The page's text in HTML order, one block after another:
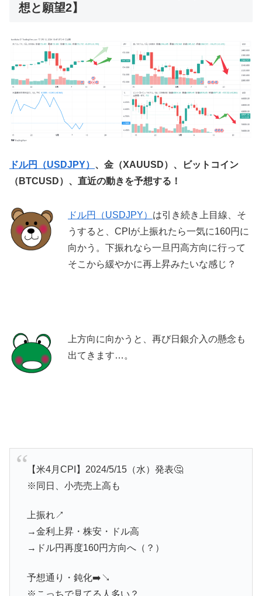
想と願望2】
ドル円（USDJPY） 、金（XAUUSD）、ビットコイン
（BTCUSD）、直近の動きを予想する！
ドル円（USDJPY） は引き続き上目線、そ
うすると、CPIが上振れたら一気に160円に
向かう。下振れなら一旦円高方向に行って
そこから緩やかに再上昇みたいな感じ？
上方向に向かうと、再び日銀介入の懸念も
出てきます…。
【米4月CPI】2024/5/15（水）発表🤔
※同日、小売売上高も
上振れ↗️
→金利上昇・株安・ドル高
→ドル円再度160円方向へ（？）
予想通り・鈍化➡️↘️
※こっちで見てる人多い？